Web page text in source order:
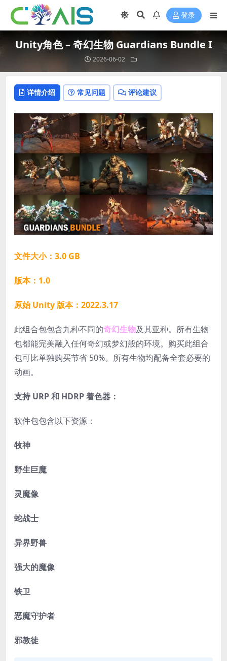
登录
Unity角色 – 奇幻生物 Guardians Bundle I
2026-06-02
详情介绍 常见问题 评论建议
文件大小：3.0 GB
版本：1.0
原始 Unity 版本：2022.3.17
此组合包包含九种不同的奇幻生物及其亚种。所有生物
包都能完美融入任何奇幻或梦幻般的环境。购买此组合
包可比单独购买节省 50%。所有生物均配备全套必要的
动画。
支持 URP 和 HDRP 着色器：
软件包包含以下资源：
牧神
野生巨魔
灵魔像
蛇战士
异界野兽
强大的魔像
铁卫
恶魔守护者
邪教徒